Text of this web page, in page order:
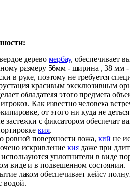
дерево мербау, обеспечивает
размеру 56мм - ширина , 38 мм
в руке, поэтому не требуется
красивым эксклюзивным
обладателя этого предмета
Как известно человека
от этого ни куда не
застежки с фиксатором обеспечат
кия.
ровной поверхности ложа, кий не
искривление кия даже при
используются уплотнители в виде
виде и в подвешенном состоянии.
лаком обеспечивает кейсу
водой.